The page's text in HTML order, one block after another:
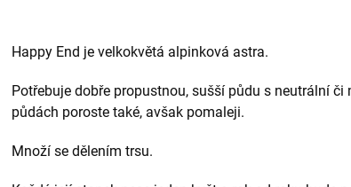
Happy End je velkokvětá alpinková astra.
Potřebuje dobře propustnou, sušší půdu s neutrální
půdách poroste také, avšak pomaleji.
Množí se dělením trsu.